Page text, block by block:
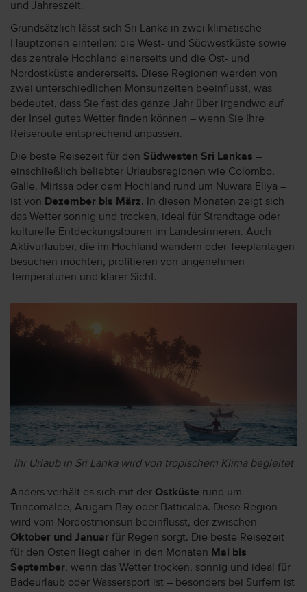
und Jahreszeit.
Grundsätzlich lässt sich Sri Lanka in zwei klimatische
Hauptzonen einteilen: die West- und Südwestküste sowie
das zentrale Hochland einerseits und die Ost- und
Nordostküste andererseits. Diese Regionen werden von
zwei unterschiedlichen Monsunzeiten beeinflusst, was
bedeutet, dass Sie fast das ganze Jahr über irgendwo auf
der Insel gutes Wetter finden können – wenn Sie Ihre
Reiseroute entsprechend anpassen.
Die beste Reisezeit für den Südwesten Sri Lankas –
einschließlich beliebter Urlaubsregionen wie Colombo,
Galle, Mirissa oder dem Hochland rund um Nuwara Eliya –
ist von Dezember bis März. In diesen Monaten zeigt sich
das Wetter sonnig und trocken, ideal für Strandtage oder
kulturelle Entdeckungstouren im Landesinneren. Auch
Aktivurlauber, die im Hochland wandern oder Teeplantagen
besuchen möchten, profitieren von angenehmen
Temperaturen und klarer Sicht.
Ihr Urlaub in Sri Lanka wird von tropischem Klima begleitet
Anders verhält es sich mit der Ostküste rund um
Trincomalee, Arugam Bay oder Batticaloa. Diese Region
wird vom Nordostmonsun beeinflusst, der zwischen
Oktober und Januar für Regen sorgt. Die beste Reisezeit
für den Osten liegt daher in den Monaten Mai bis
September, wenn das Wetter trocken, sonnig und ideal für
Badeurlaub oder Wassersport ist – besonders bei Surfern ist